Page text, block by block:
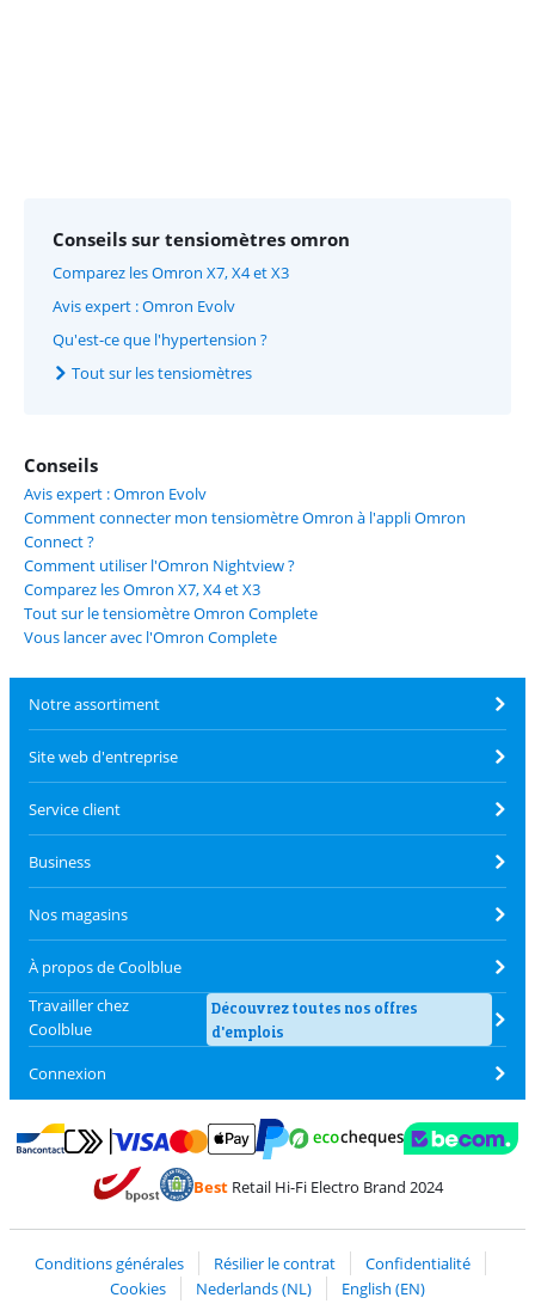
Conseils sur tensiomètres omron
Comparez les Omron X7, X4 et X3
Avis expert : Omron Evolv
Qu'est-ce que l'hypertension ?
Tout sur les tensiomètres
Conseils
Avis expert : Omron Evolv
Comment connecter mon tensiomètre Omron à l'appli Omron
Connect ?
Comment utiliser l'Omron Nightview ?
Comparez les Omron X7, X4 et X3
Tout sur le tensiomètre Omron Complete
Vous lancer avec l'Omron Complete
Notre assortiment
Site web d'entreprise
Service client
Business
Nos magasins
À propos de Coolblue
Travailler chez
Coolblue
Découvrez toutes nos offres
d'emplois
Connexion
Payer avec Bancontact
Payer avec MasterCard et Visa via ClickToPay
Payer avec PayPal
BestRetail Hi-Fi Electro Brand 2024
Conditions générales Résilier le contrat
Confidentialité
Cookies
Nederlands (NL) English (EN)